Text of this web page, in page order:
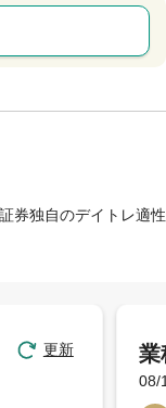
券独自のデイトレ適性